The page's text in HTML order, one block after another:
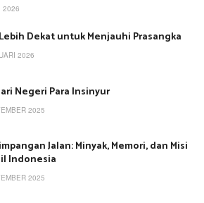
2026
Dekat untuk Menjauhi Prasangka
2026
Negeri Para Insinyur
2025
Jalan: Minyak, Memori, dan Misi
Indonesia
2025